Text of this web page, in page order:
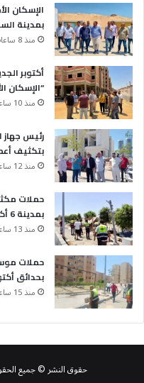
الإسكان
بمدينة
منذ 8 ساعات
أكتوبر
“الإسكان
منذ 10 ساعات
رئيس جهاز
بتكثيف
منذ 12 ساعة
حملات
بمدينة 6 أكتوبر
منذ 13 ساعة
حملات
بحدائق
منذ 15 ساعة
حقوق النشر © جميع